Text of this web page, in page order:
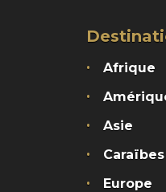
Afrique
Asie
Caraïbes
Europe